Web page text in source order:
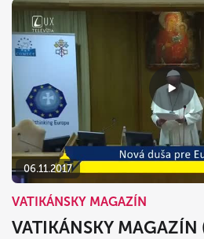
06.11.2017
VATIKÁNSKY MAGAZÍN
VATIKÁNSKY MAGAZÍN